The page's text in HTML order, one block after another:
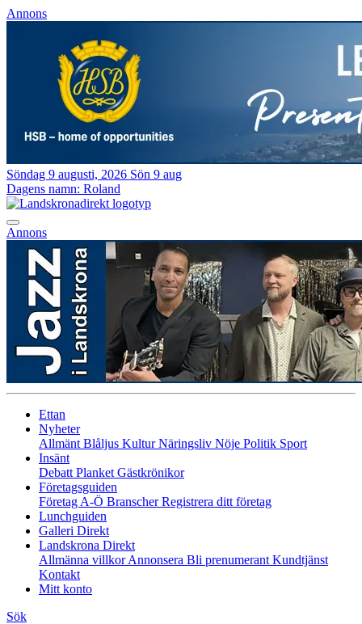
Annons
Söndag 9 augusti, 2026 Sön 9 aug
Dagens namn: Roland
Annons
Ettan
Nyheter
Allmänt Blåljus KulturNäringsliv Nöje Politik Sport
Insänt
Debatt Planket Gästkrönikor
Företagsguiden
Företag A-Ö BranscherRegistrera ditt företag
Lunchguiden
Galleri Direkt
Landskrona Direkt
Allmänna villkorAnnonsera Bli prenumerant Kundtjänst
Kontakt
Mitt konto
Sök